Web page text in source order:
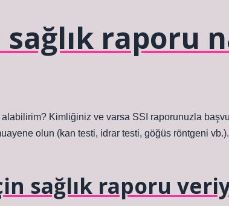
sağlık raporu
alabilirim? Kimliğiniz ve varsa SSI raporunuzla
olun (kan testi, idrar testi, göğüs röntgeni
sağlık raporu